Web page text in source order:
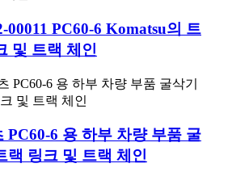
00011 PC60-6 Komatsu의 트
및 트랙 체인
PC60-6 용 하부 차량 부품 굴
랙 링크 및 트랙 체인